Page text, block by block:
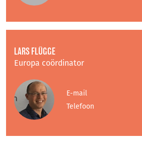
LARS FLÜGGE
Europa coördinator
E-mail
Telefoon